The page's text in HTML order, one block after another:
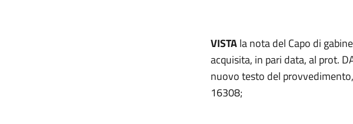
VISTAla nota del Capo di
acquisita, in pari data, al prot.
nuovo testo del
16308;